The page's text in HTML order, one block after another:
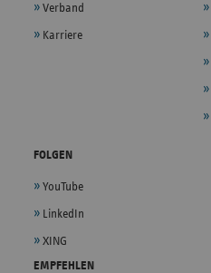
Verband
Karriere
FOLGEN
YouTube
LinkedIn
XING
EMPFEHLEN